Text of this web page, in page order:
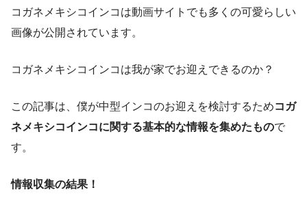
コガネメキシコインコは動画サイトでも多くの可愛らしい
画像が公開されています。
コガネメキシコインコは我が家でお迎えできるのか？
この記事は、僕が中型インコのお迎えを検討するためコガ
ネメキシコインコに関する基本的な情報を集めたもので
す。
情報収集の結果！